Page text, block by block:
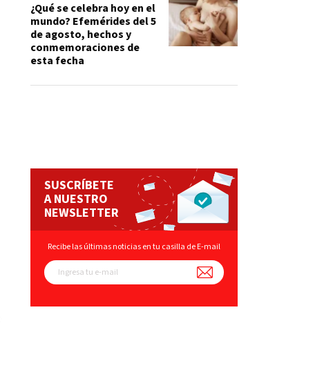
¿Qué se celebra hoy en el
mundo? Efemérides del 5
de agosto, hechos y
conmemoraciones de
esta fecha
SUSCRÍBETE
A NUESTRO
NEWSLETTER
Recibe las últimas noticias en tu casilla de E-mail